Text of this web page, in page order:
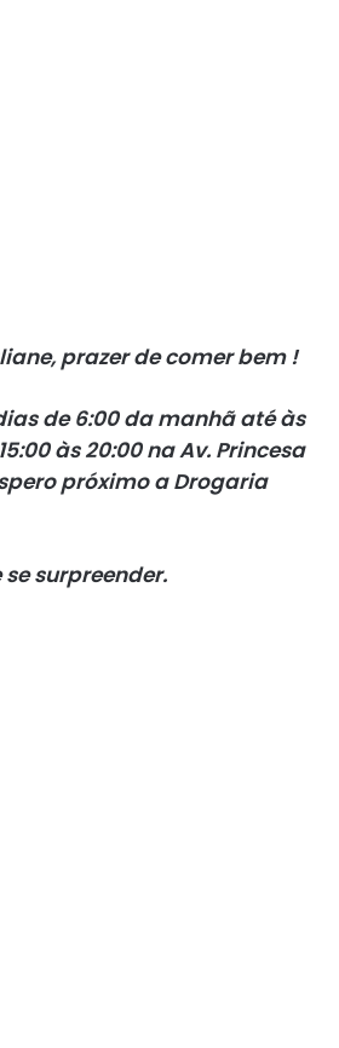
prazer de comer bem !
de 6:00 da manhã até às
às 20:00 na Av. Princesa
próximo a Drogaria
surpreender.